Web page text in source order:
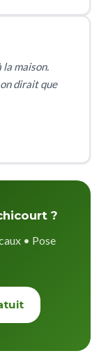
maison.
dirait que
?
• Pose